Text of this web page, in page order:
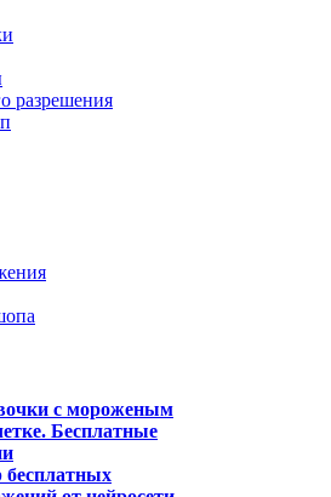
разрешения
с мороженым
Бесплатные
бесплатных